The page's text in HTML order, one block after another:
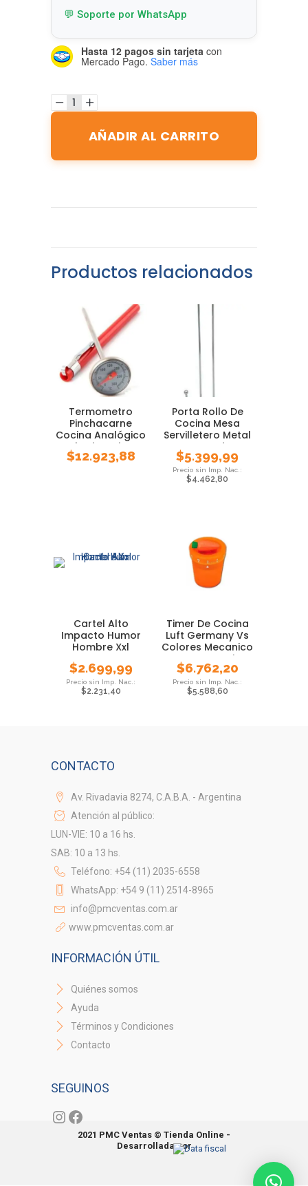
💬 Soporte por WhatsApp
Hasta 12 pagos sin tarjeta con
Mercado Pago. Saber más
AÑADIR AL CARRITO
Productos relacionados
Termometro
Pinchacarne
Cocina Analógico
Luft Chocolate
Rango
$12.923,88
Porta Rollo De
Cocina Mesa
Servilletero Metal
Cromado
$5.399,99
$4.462,80
Cartel Alto
Impacto Humor
Hombre Xxl
$2.699,99
$2.231,40
Timer De Cocina
Luft Germany Vs
Colores Mecanico
Gastronomia
$6.762,20
$5.588,60
CONTACTO
Av. Rivadavia 8274, C.A.B.A. - Argentina
Atención al público:
LUN-VIE: 10 a 16 hs.
SAB: 10 a 13 hs.
Teléfono: +54 (11) 2035-6558
WhatsApp: +54 9 (11) 2514-8965
info@pmcventas.com.ar
www.pmcventas.com.ar
INFORMACIÓN ÚTIL
Quiénes somos
Ayuda
Términos y Condiciones
Contacto
SEGUINOS
Instagram
Facebook
2021 PMC Ventas © Tienda Online -
Desarrollada por